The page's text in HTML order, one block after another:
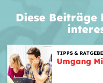
Diese Beiträge
TIPPS &
Umgang